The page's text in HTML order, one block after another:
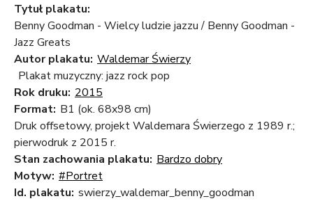
Tytuł plakatu:
Benny Goodman - Wielcy ludzie jazzu / Benny Goodman -
Jazz Greats
Autor plakatu: Waldemar Świerzy
Plakat muzyczny: jazz rock pop
Rok druku: 2015
Format: B1 (ok. 68x98 cm)
Druk offsetowy, projekt Waldemara Świerzego z 1989 r.;
pierwodruk z 2015 r.
Stan zachowania plakatu: Bardzo dobry
Motyw: #Portret
Id. plakatu: swierzy_waldemar_benny_goodman